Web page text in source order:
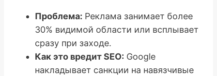
Проблема: Реклама занимает более
30% видимой области или всплывает
сразу при заходе.
Как это вредит SEO: Google
накладывает санкции на навязчивые